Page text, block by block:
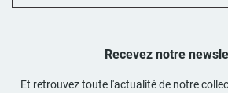
Recevez notre
Et retrouvez toute l'actualité de notre